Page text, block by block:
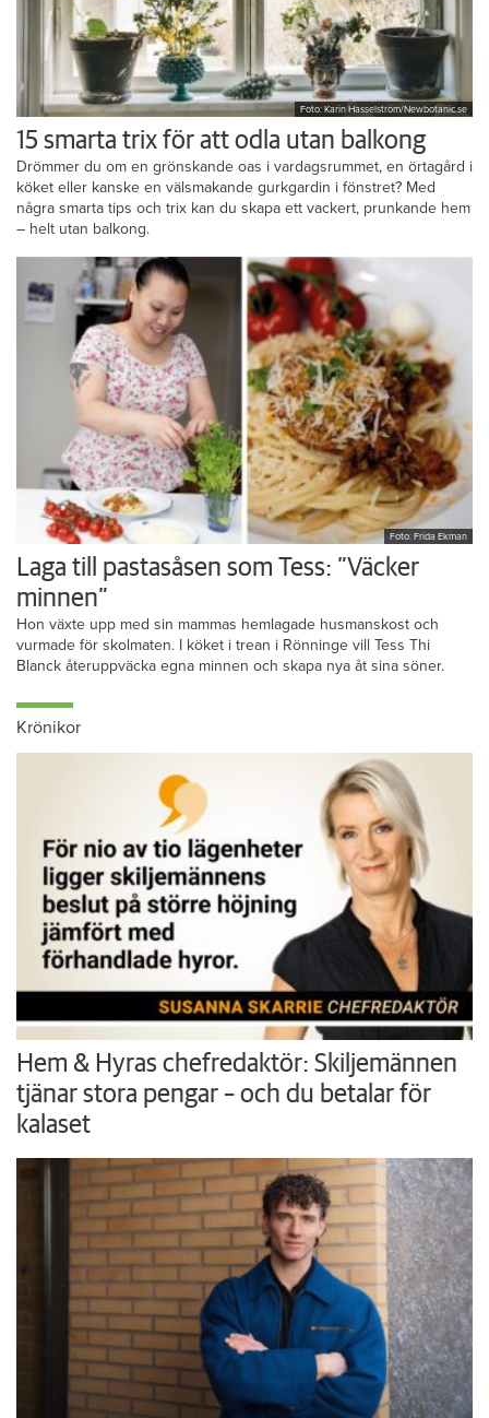
Foto: Karin Hasselström/Newbotanic.se
15 smarta trix för att odla utan balkong
Drömmer du om en grönskande oas i vardagsrummet, en örtagård i
köket eller kanske en välsmakande gurkgardin i fönstret? Med
några smarta tips och trix kan du skapa ett vackert, prunkande hem
– helt utan balkong.
Foto: Frida Ekman
Laga till pastasåsen som Tess: ”Väcker
minnen”
Hon växte upp med sin mammas hemlagade husmanskost och
vurmade för skolmaten. I köket i trean i Rönninge vill Tess Thi
Blanck återuppväcka egna minnen och skapa nya åt sina söner.
Krönikor
Hem & Hyras chefredaktör: Skiljemännen
tjänar stora pengar – och du betalar för
kalaset